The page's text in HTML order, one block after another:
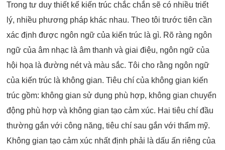
Trong tư duy thiết kế kiến trúc chắc chắn sẽ có nhiều triết
lý, nhiều phương pháp khác nhau. Theo tôi trước tiên cần
xác định được ngôn ngữ của kiến trúc là gì. Rõ ràng ngôn
ngữ của âm nhạc là âm thanh và giai điệu, ngôn ngữ của
hội họa là đường nét và màu sắc. Tôi cho rằng ngôn ngữ
của kiến trúc là không gian. Tiêu chí của không gian kiến
trúc gồm: không gian sử dụng phù hợp, không gian chuyển
động phù hợp và không gian tạo cảm xúc. Hai tiêu chí đầu
thường gắn với công năng, tiêu chí sau gắn với thẩm mỹ.
Không gian tạo cảm xúc nhất định phải là dấu ấn riêng của